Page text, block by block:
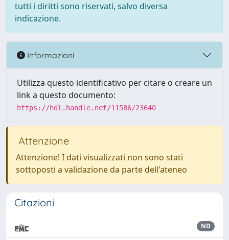
tutti i diritti sono riservati, salvo diversa
indicazione.
Informazioni
Utilizza questo identificativo per citare o creare un
link a questo documento:
https://hdl.handle.net/11586/23640
Attenzione
Attenzione! I dati visualizzati non sono stati
sottoposti a validazione da parte dell'ateneo
Citazioni
ND